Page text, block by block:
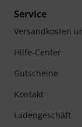
Service
Versandkosten
Hilfe-Center
Gutscheine
Kontakt
Ladengeschäft